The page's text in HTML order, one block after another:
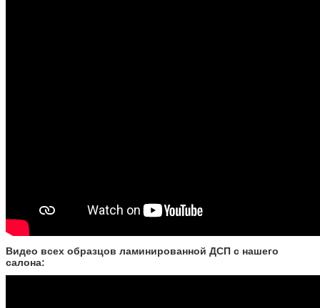
Видео всех образцов ламинированной ДСП с нашего
салона: